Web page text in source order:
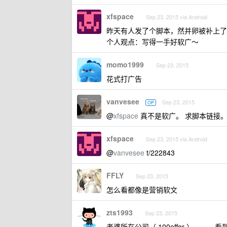
xfspace Sep 23, 2015 via Android
昨天有人发了个脚本，然并卵被补上了
个人观点：写得一手好软广～
momo1999 Sep 23, 2015
花式打广告
vanvesee OP Sep 23, 2015
@xfspace 真不是软广。 求脚本链接。
xfspace Sep 23, 2015 via Android
@vanvesee t/222843
FFLY Sep 23, 2015
怎么看都像是营销软文
zts1993 Sep 23, 2015